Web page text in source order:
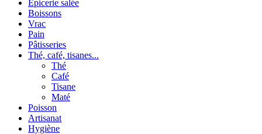
Epicerie salée
Boissons
Vrac
Pain
Pâtisseries
Thé, café, tisanes...
Thé
Café
Tisane
Maté
Poisson
Artisanat
Hygiène